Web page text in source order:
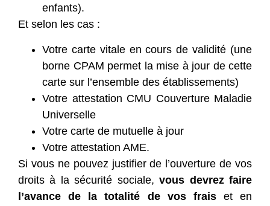
enfants).
Et selon les cas :
Votre carte vitale en cours de validité (une
borne CPAM permet la mise à jour de cette
carte sur l’ensemble des établissements)
Votre attestation CMU Couverture Maladie
Universelle
Votre carte de mutuelle à jour
Votre attestation AME.
Si vous ne pouvez justifier de l’ouverture de vos
droits à la sécurité sociale,vous devrez faire
l’avance de la totalité de vos frais et en